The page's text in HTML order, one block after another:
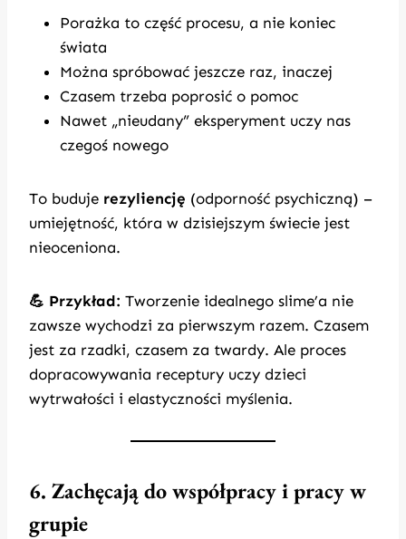
Porażka to część procesu, a nie koniec
świata
Można spróbować jeszcze raz, inaczej
Czasem trzeba poprosić o pomoc
Nawet „nieudany” eksperyment uczy nas
czegoś nowego
To buduje rezyliencję (odporność psychiczną) –
umiejętność, która w dzisiejszym świecie jest
nieoceniona.
💪 Przykład: Tworzenie idealnego slime’a nie
zawsze wychodzi za pierwszym razem. Czasem
jest za rzadki, czasem za twardy. Ale proces
dopracowywania receptury uczy dzieci
wytrwałości i elastyczności myślenia.
6. Zachęcają do współpracy i pracy w
grupie